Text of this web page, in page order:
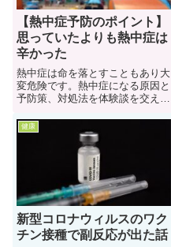
【熱中症予防のポイント】
思っていたよりも熱中症は
辛かった
熱中症は命を落とすこともあり大
変危険です。熱中症になる原因と
予防策、対処法を体験談を交えて
健康
新型コロナウィルスのワク
チン接種で副反応が出た話